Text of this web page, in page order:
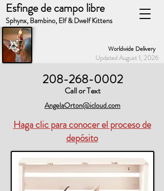
Esfinge de campo libre
Worldwide Delivery
Sphynx, Bambino, Elf & Dwelf Kittens
Updated August 1, 2026
208-268-0002
Call or Text
AngelaOrton@icloud.com
Haga clic para conocer el proceso de
depósito